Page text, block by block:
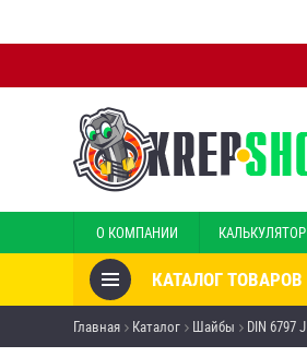
О КОМПАНИИ КАЛЬКУЛЯТОР
КАТАЛОГ ТОВАРОВ
Товары со скидкой
Главная Каталог Шайбы DIN 6797 J